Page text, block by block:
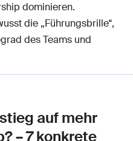
dominieren.
die „Führungsbrille“,
des Teams und
auf mehr
– 7 konkrete